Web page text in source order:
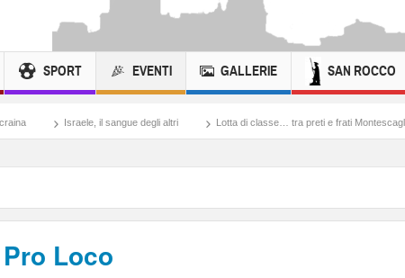
SPORT EVENTI GALLERIE SAN ROCCO
il sangue degli altri Lotta di classe… tra preti e frati Montescaglioso
Loco